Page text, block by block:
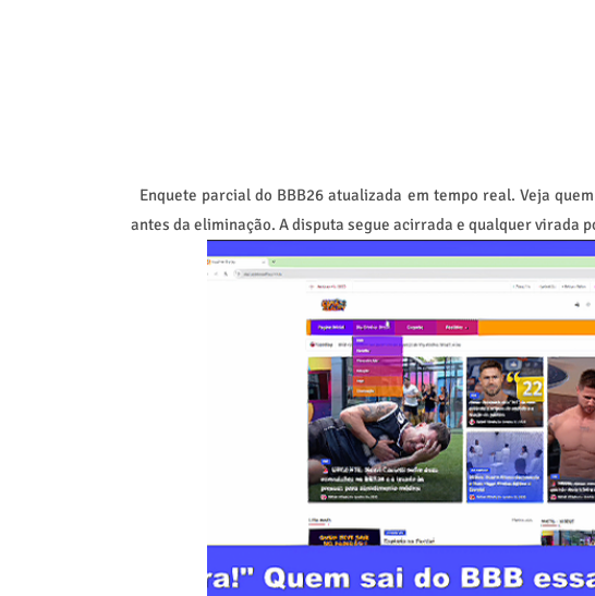
Enquete parcial do BBB26 atualizada em tempo real. Veja
antes da eliminação. A disputa segue acirrada e qualquer virada